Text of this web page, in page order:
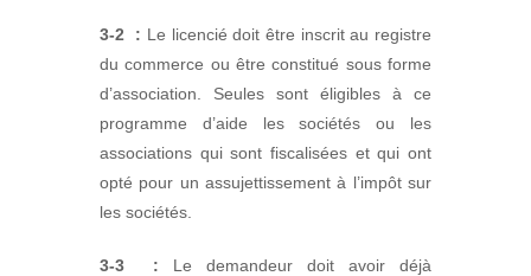
3-2 : Le licencié doit être inscrit au registre
du commerce ou être constitué sous forme
d’association. Seules sont éligibles à ce
programme d’aide les sociétés ou les
associations qui sont fiscalisées et qui ont
opté pour un assujettissement à l’impôt sur
les sociétés.
3-3 :
Le demandeur doit avoir déjà